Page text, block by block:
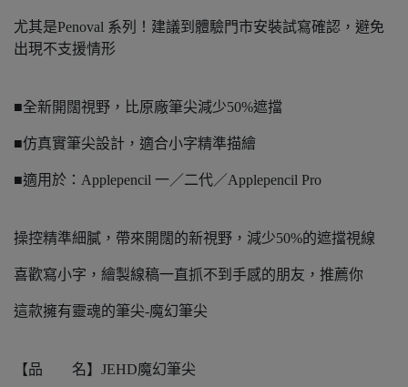
尤其是Penoval 系列！建議到體驗門市安裝試寫確認，避免
出現不支援情形
■全新開闊視野，比原廠筆尖減少50%遮擋
■仿真實筆尖設計，適合小字精準描繪
■適用於：Applepencil 一／二代／Applepencil Pro
操控精準細膩，帶來開闊的新視野，減少50%的遮擋視線
喜歡寫小字，繪製線稿一直抓不到手感的朋友，推薦你
這款擁有靈魂的筆尖-魔幻筆尖
【品 名】JEHD魔幻筆尖